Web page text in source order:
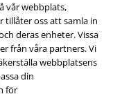
vår webbplats,
tillåter oss att samla in
deras enheter. Vissa
från våra partners. Vi
webbplatsens
din
för